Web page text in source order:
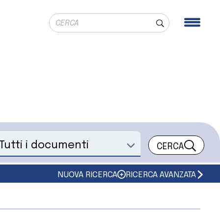
Ricerca globale
Cerca
un documento CERCA
NUOVA RICERCA RICERCA AVANZATA